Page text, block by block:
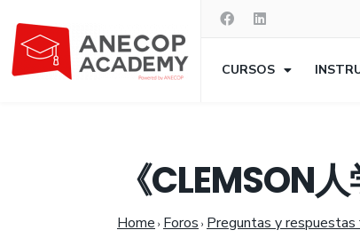
CURSOS
《CLEMSON
Home › Foros › Preguntas y respuestas